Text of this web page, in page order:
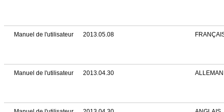
Manuel de l'utilisateur 2013.05.08
Manuel de l'utilisateur 2013.04.30